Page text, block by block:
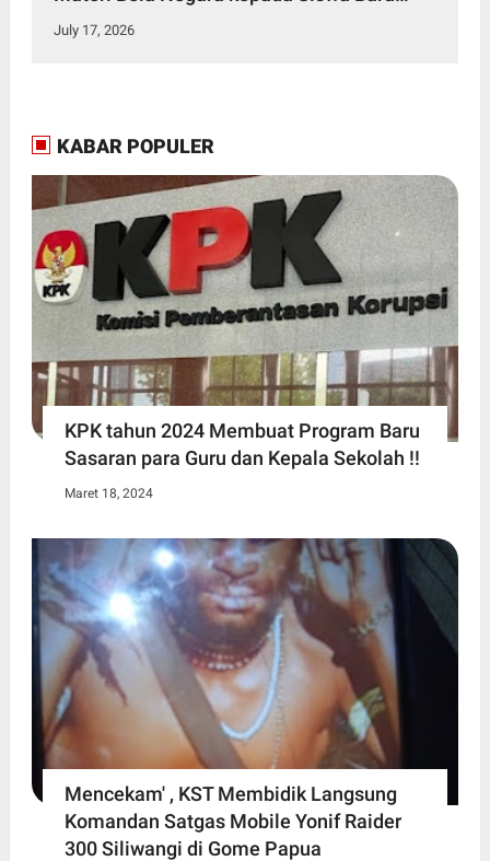
SMKN 3 Bitung dalam Kegiatan MPLS
July 17, 2026
KABAR POPULER
KPK tahun 2024 Membuat Program Baru
Sasaran para Guru dan Kepala Sekolah !!
Maret 18, 2024
Mencekam' , KST Membidik Langsung
Komandan Satgas Mobile Yonif Raider
300 Siliwangi di Gome Papua